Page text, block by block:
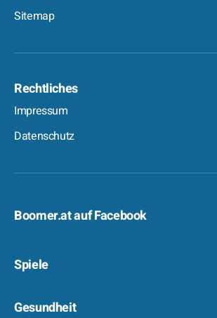
Sitemap
Rechtliches
Impressum
Datenschutz
Boomer.at auf Facebook
Spiele
Gesundheit